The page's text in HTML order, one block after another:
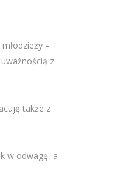
–
z
także z
w odwagę, a